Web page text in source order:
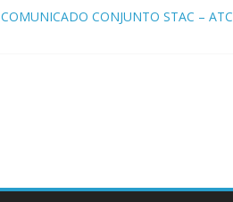
COMUNICADO CONJUNTO STAC – ATC